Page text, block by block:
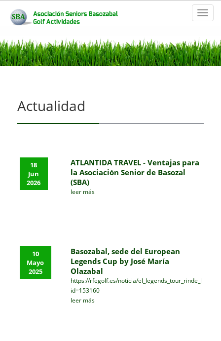
Toggle
Actualidad
18
Jun
2026
ATLANTIDA TRAVEL - Ventajas para
la Asociación Senior de Basozal
(SBA)
leer más
10
Mayo
2025
Basozabal, sede del European
Legends Cup by José María
Olazabal
https://rfegolf.es/noticia/
id=153160
leer más